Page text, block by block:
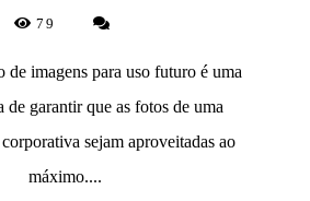
79
de imagens para uso futuro é uma
de garantir que as fotos de uma
sejam aproveitadas ao
máximo....